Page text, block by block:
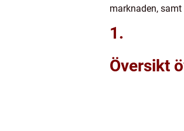
marknaden,
1.
Översikt